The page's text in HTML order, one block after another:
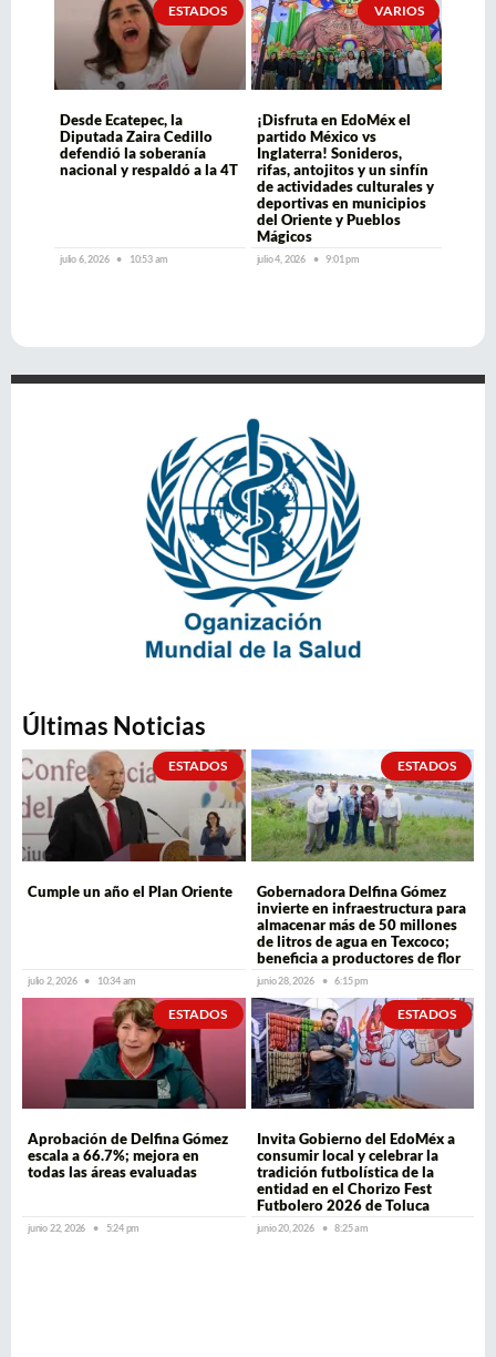
ESTADOS
Desde Ecatepec, la
Diputada Zaira Cedillo
defendió la soberanía
nacional y respaldó a la 4T
julio 6, 2026 10:53 am
VARIOS
¡Disfruta en EdoMéx el
partido México vs
Inglaterra! Sonideros,
rifas, antojitos y un sinfín
de actividades culturales y
deportivas en municipios
del Oriente y Pueblos
Mágicos
julio 4, 2026 9:01 pm
Últimas Noticias
ESTADOS
Cumple un año el Plan Oriente
julio 2, 2026 10:34 am
ESTADOS
Gobernadora Delfina Gómez
invierte en infraestructura para
almacenar más de 50 millones
de litros de agua en Texcoco;
beneficia a productores de flor
junio 28, 2026 6:15 pm
ESTADOS
Aprobación de Delfina Gómez
escala a 66.7%; mejora en
todas las áreas evaluadas
junio 22, 2026 5:24 pm
ESTADOS
Invita Gobierno del EdoMéx a
consumir local y celebrar la
tradición futbolística de la
entidad en el Chorizo Fest
Futbolero 2026 de Toluca
junio 20, 2026 8:25 am